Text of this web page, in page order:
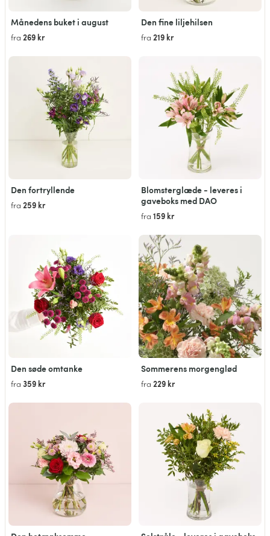
Månedens buket i august
fra 269 kr
Den fine liljehilsen
fra 219 kr
Den fortryllende
fra 259 kr
Blomsterglæde - leveres i
gaveboks med DAO
fra 159 kr
Den søde omtanke
fra 359 kr
Sommerens morgenglød
fra 229 kr